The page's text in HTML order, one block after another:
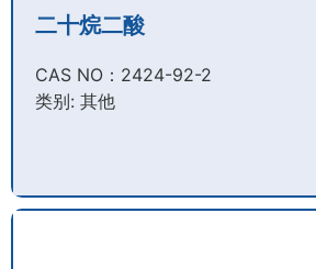
二十烷二酸
CAS NO：2424-92-2​
类别: 其他